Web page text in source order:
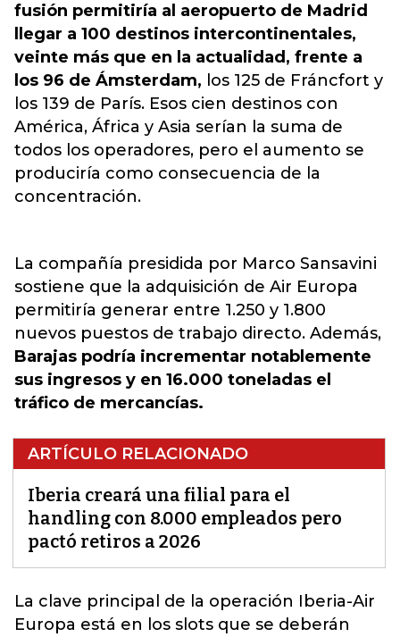
fusión permitiría al aeropuerto de Madrid
llegar a 100 destinos intercontinentales,
veinte más que en la actualidad, frente a
los 96 de Ámsterdam, los 125 de Fráncfort y
los 139 de París. Esos cien destinos con
América, África y Asia serían la suma de
todos los operadores, pero el aumento se
produciría como consecuencia de la
concentración.
La compañía presidida por Marco Sansavini
sostiene que la adquisición de Air Europa
permitiría generar entre 1.250 y 1.800
nuevos puestos de trabajo directo. Además,
Barajas podría incrementar notablemente
sus ingresos y en 16.000 toneladas el
tráfico de mercancías.
ARTÍCULO RELACIONADO
Iberia creará una filial para el
handling con 8.000 empleados pero
pactó retiros a 2026
La clave principal de la operación Iberia-Air
Europa está en los slots que se deberán